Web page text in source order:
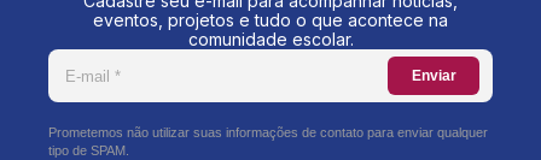
eventos, projetos e tudo o que acontece na
comunidade escolar.
Enviar
Prometemos não utilizar suas informações de contato para enviar qualquer
tipo de SPAM.